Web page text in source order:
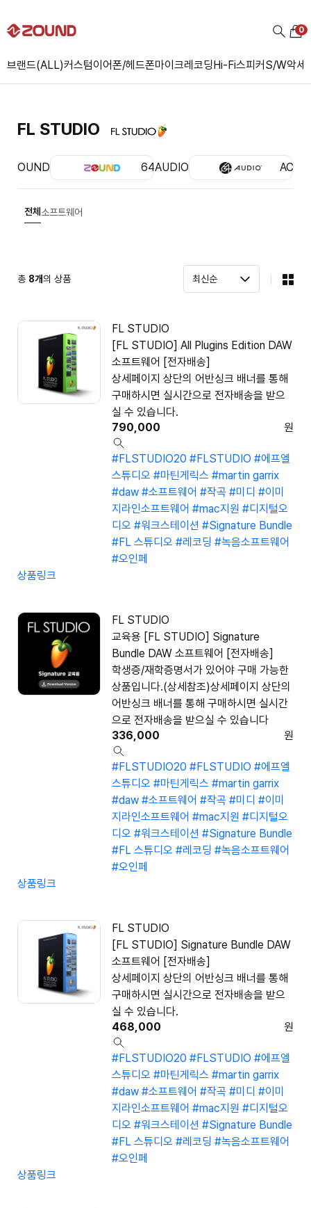
브랜드(ALL)커스텀이어폰/헤드폰마이크레코딩Hi-Fi스피커S/W악세
0
FL STUDIO
ZOUND 64AUDIO ACS
전체 소프트웨어
총 8개의 상품
FL STUDIO
[FL STUDIO] All Plugins Edition DAW
소프트웨어 [전자배송]
상세페이지 상단의 어반싱크 배너를 통해
구매하시면 실시간으로 전자배송을 받으
실 수 있습니다.
790,000
원
#FLSTUDIO20 #FLSTUDIO #에프엘
스튜디오 #마틴게릭스 #martin garrix
#daw #소프트웨어 #작곡 #미디 #이미
지라인소프트웨어 #mac지원 #디지털오
디오 #워크스테이션 #Signature Bundle
#FL 스튜디오 #레코딩 #녹음소프트웨어
#오인페
상품링크
FL STUDIO
교육용 [FL STUDIO] Signature
Bundle DAW 소프트웨어 [전자배송]
학생증/재학증명서가 있어야 구매 가능한
상품입니다.(상세참조)상세페이지 상단의
어반싱크 배너를 통해 구매하시면 실시간
으로 전자배송을 받으실 수 있습니다
336,000
원
#FLSTUDIO20 #FLSTUDIO #에프엘
스튜디오 #마틴게릭스 #martin garrix
#daw #소프트웨어 #작곡 #미디 #이미
지라인소프트웨어 #mac지원 #디지털오
디오 #워크스테이션 #Signature Bundle
#FL 스튜디오 #레코딩 #녹음소프트웨어
#오인페
상품링크
FL STUDIO
[FL STUDIO] Signature Bundle DAW
소프트웨어 [전자배송]
상세페이지 상단의 어반싱크 배너를 통해
구매하시면 실시간으로 전자배송을 받으
실 수 있습니다.
468,000
원
#FLSTUDIO20 #FLSTUDIO #에프엘
스튜디오 #마틴게릭스 #martin garrix
#daw #소프트웨어 #작곡 #미디 #이미
지라인소프트웨어 #mac지원 #디지털오
디오 #워크스테이션 #Signature Bundle
#FL 스튜디오 #레코딩 #녹음소프트웨어
#오인페
상품링크